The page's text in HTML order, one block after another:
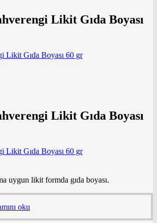
Likit Gıda Boyası
Likit Gıda Boyası 60 gr
Likit Gıda Boyası
Likit Gıda Boyası 60 gr
uygun likit formda gıda boyası.
oku